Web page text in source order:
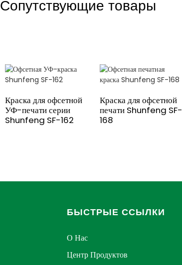
Сопутствующие товары
Краска для офсетной
УФ-печати серии
Shunfeng SF-162
Краска для офсетной
печати Shunfeng SF-
168
БЫСТРЫЕ ССЫЛКИ
О Нас
Центр Продуктов